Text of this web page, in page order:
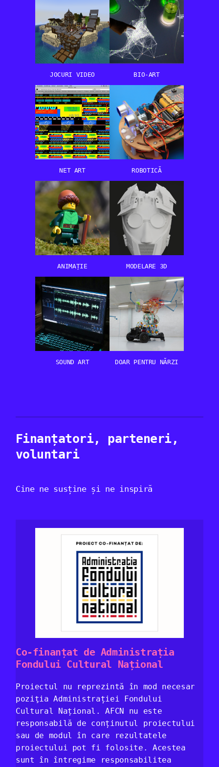
JOCURI VIDEO BIO-ART
NET ART ROBOTICĂ
ANIMAȚIE MODELARE 3D
SOUND ART DOAR PENTRU NĂRZI
Finanțatori, parteneri,
voluntari
Cine ne susține și ne inspiră
Co-finanțat de Administrația
Fondului Cultural Național
Proiectul nu reprezintă în mod necesar
poziţia Administrației Fondului
Cultural Național. AFCN nu este
responsabilă de conținutul proiectului
sau de modul în care rezultatele
proiectului pot fi folosite. Acestea
sunt în întregime responsabilitea